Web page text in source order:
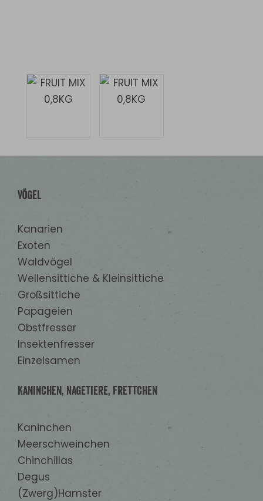
Vögel
Kanarien
Exoten
Waldvögel
Wellensittiche & Kleinsittiche
Großsittiche
Papageien
Obstfresser
Insektenfresser
Einzelsamen
Kaninchen, Nagetiere, Frettchen
Kaninchen
Meerschweinchen
Chinchillas
Degus
(Zwerg)Hamster